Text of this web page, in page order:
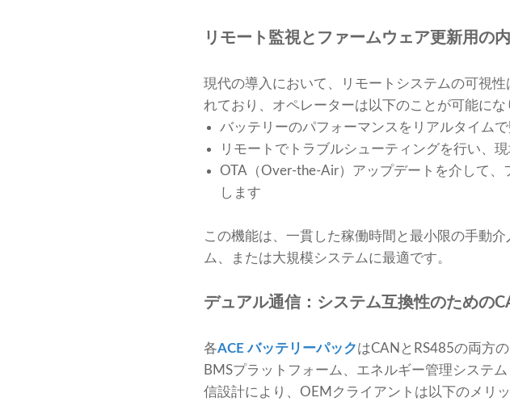
リモート監視とファームウェア更新用の
現代の導入において、リモートシステムの可視
れており、オペレーターは以下のことが可能にな
バッテリーのパフォーマンスをリアルタイムで
リモートでトラブルシューティングを行い、
OTA（Over-the-Air）アップデートを介して、
します
この機能は、一貫した稼働時間と最小限の手動
ム、または大規模システムに最適です。
デュアル通信：システム互換性のための
各ACE バッテリーパックはCANとRS485の両方
BMSプラットフォーム、エネルギー管理システ
信設計により、OEMクライアントは以下のメリ